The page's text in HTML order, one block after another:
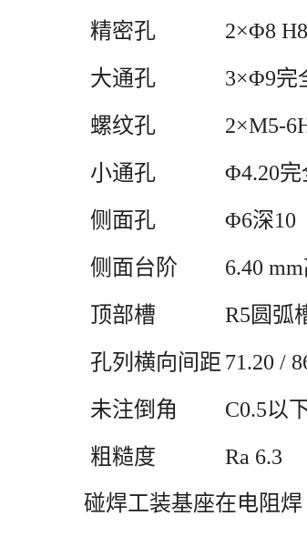
精密孔 2×Φ8
大通孔
3×Φ9完
螺纹孔
2×M5-
小通孔
Φ4.20完
侧面孔
Φ6深10
侧面台阶
6.40
顶部槽
R5圆弧
孔列横向间距 71.20 /
未注倒角
C0.5以
粗糙度
Ra 6.3
碰焊工装基座在电阻